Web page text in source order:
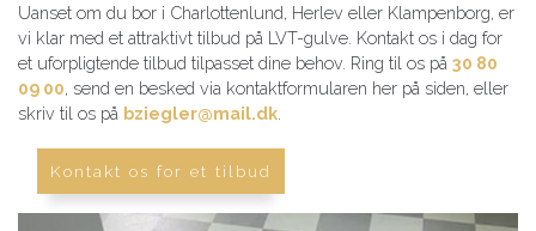
Uanset om du bor i Charlottenlund, Herlev eller Klampenborg, er
vi klar med et attraktivt tilbud på LVT-gulve. Kontakt os i dag for
et uforpligtende tilbud tilpasset dine behov. Ring til os på 30 80
09 00, send en besked via kontaktformularen her på siden, eller
skriv til os på bziegler@mail.dk
Kontakt os for et tilbud